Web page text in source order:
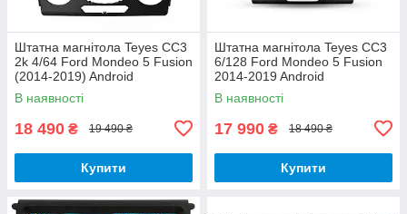
Штатна магнітола Teyes CC3
2k 4/64 Ford Mondeo 5 Fusion
(2014-2019) Android
В наявності
18 490 ₴ 19 490 ₴
Купити
Штатна магнітола Teyes CC3
6/128 Ford Mondeo 5 Fusion
2014-2019 Android
В наявності
17 990 ₴ 18 490 ₴
Купити